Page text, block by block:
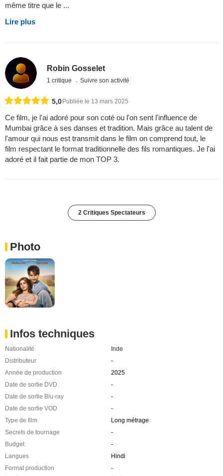
même titre que le ...
Lire plus
Robin Gosselet
1 critique Suivre son activité
5,0 Publiée le 13 mars 2025
Ce film, je l'ai adoré pour son coté ou l'on sent l'influence de
Mumbai grâce à ses danses et tradition. Mais grâce au talent de
l'amour qui nous est transmit dans le film on comprend tout, le
film respectant le format traditionnelle des fils romantiques. Je l'ai
adoré et il fait partie de mon TOP 3.
2 Critiques Spectateurs
Photo
Infos techniques
Nationalité
Inde
Distributeur
-
Année de production
2025
Date de sortie DVD
-
Date de sortie Blu-ray
-
Date de sortie VOD
-
Type de film
Long métrage
Secrets de tournage
-
Budget
-
Langues
Hindi
Format production
-